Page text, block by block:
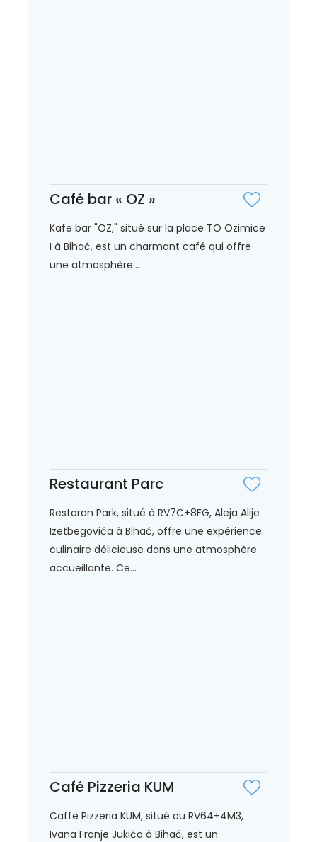
Café bar « OZ »
Kafe bar "OZ," situé sur la place TO Ozimice
I à Bihać, est un charmant café qui offre
une atmosphère...
Restaurant Parc
Restoran Park, situé à RV7C+8FG, Aleja Alije
Izetbegovića à Bihać, offre une expérience
culinaire délicieuse dans une atmosphère
accueillante. Ce...
Café Pizzeria KUM
Caffe Pizzeria KUM, situé au RV64+4M3,
Ivana Franje Jukića à Bihać, est un